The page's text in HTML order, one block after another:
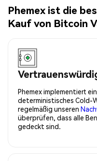
Phemex ist die
Kauf von Bitcoin
Phemex implementiert
deterministisches Cold-
regelmäßig unseren
überprüfen, dass alle
gedeckt sind.